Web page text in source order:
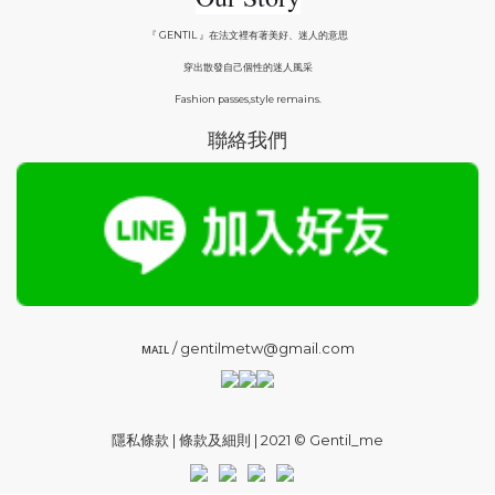
『 GENTIL 』在法文裡有著美好、迷人的意思
穿出散發自己個性的迷人風采
Fashion passes,style remains.
聯絡我們
ᴍᴀɪʟ / gentilmetw@gmail.com
隱私條款 | 條款及細則 | 2021 © Gentil_me